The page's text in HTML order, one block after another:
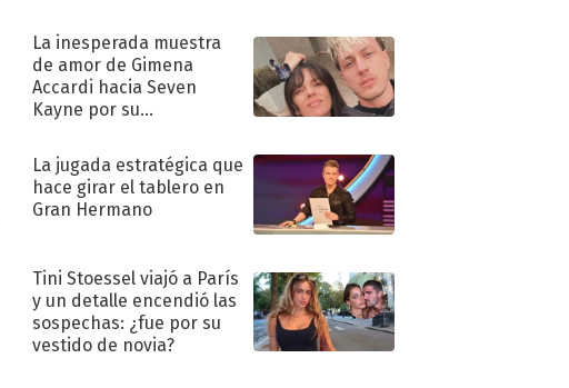
La inesperada muestra
de amor de Gimena
Accardi hacia Seven
Kayne por su
La jugada estratégica que
hace girar el tablero en
Gran Hermano
Tini Stoessel viajó a París
y un detalle encendió las
sospechas: ¿fue por su
vestido de novia?